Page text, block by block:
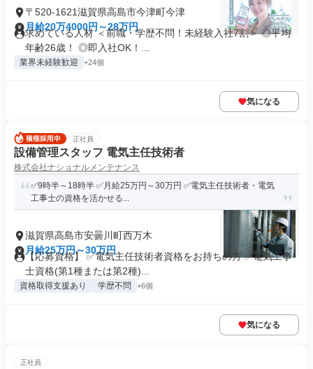
〒520-1621滋賀県高島市今津町今津
月給20万4000円～28万円
求めている人材 ＜前職・学歴不問！未経験入社7割＞ ◎平均
年齢26歳！ ◎即入社OK！...
業界未経験歓迎 +24個
気になる
正社員
設備管理スタッフ 電気主任技術者
株式会社ナショナルメンテナンス
✅9時半～18時半 ✅月給25万円～30万円 ✅電気主任技術者・電気
工事士の資格を活かせる...
滋賀県高島市安曇川町西万木
月給25万円～30万円
【応募資格】 ✅電気主任技術者資格をお持ちの方 ✅電気工事
士資格(第1種または第2種)...
資格取得支援あり 学歴不問 +6個
気になる
正社員